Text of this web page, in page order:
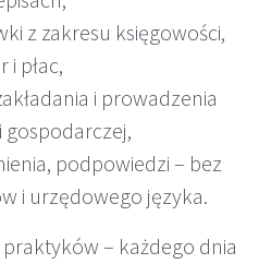
z zakresu księgowości,
i płac,
i prowadzenia
gospodarczej,
podpowiedzi – bez
i urzędowego języka.
– każdego dnia